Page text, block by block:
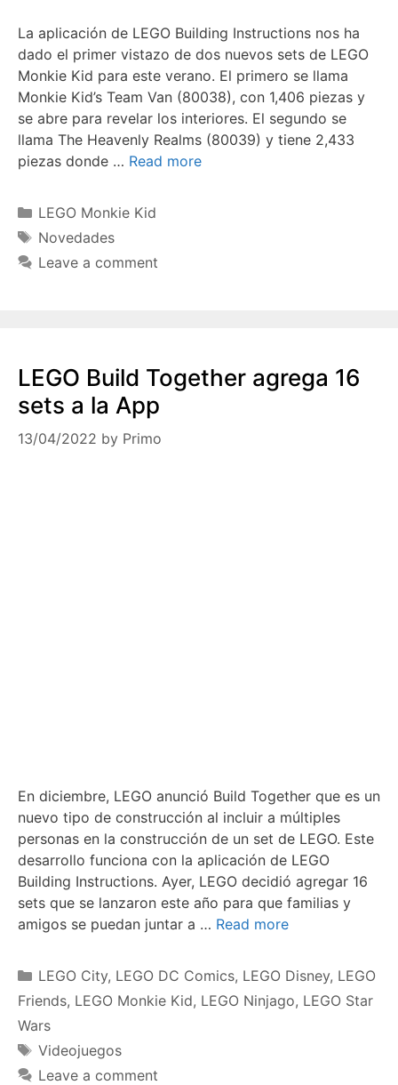
La aplicación de LEGO Building Instructions nos ha
dado el primer vistazo de dos nuevos sets de LEGO
Monkie Kid para este verano. El primero se llama
Monkie Kid’s Team Van (80038), con 1,406 piezas y
se abre para revelar los interiores. El segundo se
llama The Heavenly Realms (80039) y tiene 2,433
piezas donde … Read more
Categories
LEGO Monkie Kid
Tags
Novedades
Leave a comment
LEGO Build Together agrega 16
sets a la App
13/04/2022 by Primo
En diciembre, LEGO anunció Build Together que es un
nuevo tipo de construcción al incluir a múltiples
personas en la construcción de un set de LEGO. Este
desarrollo funciona con la aplicación de LEGO
Building Instructions. Ayer, LEGO decidió agregar 16
sets que se lanzaron este año para que familias y
amigos se puedan juntar a … Read more
Categories
LEGO City, LEGO DC Comics, LEGO Disney, LEGO
Friends, LEGO Monkie Kid, LEGO Ninjago, LEGO Star
Wars
Tags
Videojuegos
Leave a comment